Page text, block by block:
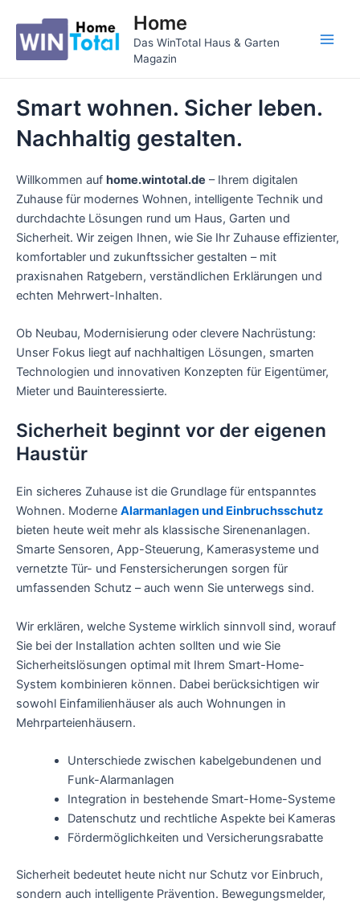
Inhalt
springen
Home
Das WinTotal Haus & Garten
Magazin
Smart wohnen. Sicher leben.
Nachhaltig gestalten.
Willkommen auf home.wintotal.de – Ihrem digitalen
Zuhause für modernes Wohnen, intelligente Technik und
durchdachte Lösungen rund um Haus, Garten und
Sicherheit. Wir zeigen Ihnen, wie Sie Ihr Zuhause effizienter,
komfortabler und zukunftssicher gestalten – mit
praxisnahen Ratgebern, verständlichen Erklärungen und
echten Mehrwert-Inhalten.
Ob Neubau, Modernisierung oder clevere Nachrüstung:
Unser Fokus liegt auf nachhaltigen Lösungen, smarten
Technologien und innovativen Konzepten für Eigentümer,
Mieter und Bauinteressierte.
Sicherheit beginnt vor der eigenen
Haustür
Ein sicheres Zuhause ist die Grundlage für entspanntes
Wohnen. Moderne Alarmanlagen und Einbruchsschutz
bieten heute weit mehr als klassische Sirenenanlagen.
Smarte Sensoren, App-Steuerung, Kamerasysteme und
vernetzte Tür- und Fenstersicherungen sorgen für
umfassenden Schutz – auch wenn Sie unterwegs sind.
Wir erklären, welche Systeme wirklich sinnvoll sind, worauf
Sie bei der Installation achten sollten und wie Sie
Sicherheitslösungen optimal mit Ihrem Smart-Home-
System kombinieren können. Dabei berücksichtigen wir
sowohl Einfamilienhäuser als auch Wohnungen in
Mehrparteienhäusern.
Unterschiede zwischen kabelgebundenen und
Funk-Alarmanlagen
Integration in bestehende Smart-Home-Systeme
Datenschutz und rechtliche Aspekte bei Kameras
Fördermöglichkeiten und Versicherungsrabatte
Sicherheit bedeutet heute nicht nur Schutz vor Einbruch,
sondern auch intelligente Prävention. Bewegungsmelder,